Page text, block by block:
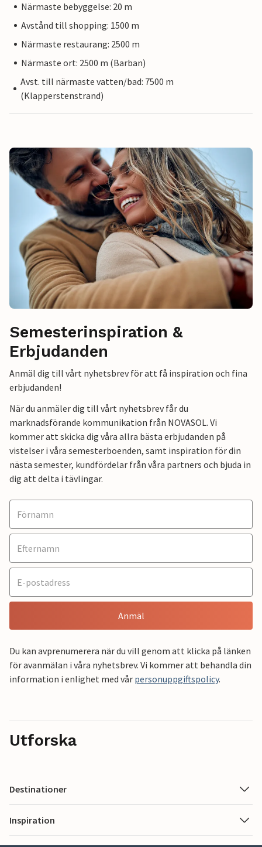
Närmaste bebyggelse: 20 m
Avstånd till shopping: 1500 m
Närmaste restaurang: 2500 m
Närmaste ort: 2500 m (Barban)
Avst. till närmaste vatten/bad: 7500 m
(Klapperstenstrand)
Semesterinspiration &
Erbjudanden
Anmäl dig till vårt nyhetsbrev för att få inspiration och fina
erbjudanden!
När du anmäler dig till vårt nyhetsbrev får du
marknadsförande kommunikation från NOVASOL. Vi
kommer att skicka dig våra allra bästa erbjudanden på
vistelser i våra semesterboenden, samt inspiration för din
nästa semester, kundfördelar från våra partners och bjuda in
dig att delta i tävlingar.
Anmäl
Du kan avprenumerera när du vill genom att klicka på länken
för avanmälan i våra nyhetsbrev. Vi kommer att behandla din
information i enlighet med vår personuppgiftspolicy.
Utforska
Destinationer
Inspiration